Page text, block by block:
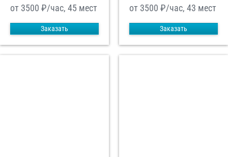
от 3500 ₽/час, 45 мест
Заказать
от 3500 ₽/час, 43 мест
Заказать